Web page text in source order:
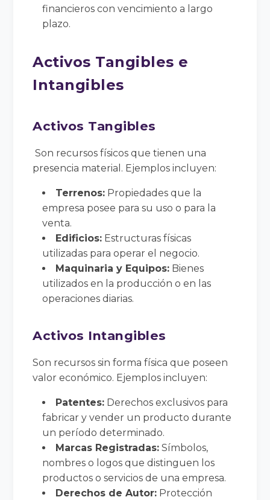
financieros con vencimiento a largo
plazo.
Activos Tangibles e
Intangibles
Activos Tangibles
Son recursos físicos que tienen una
presencia material. Ejemplos incluyen:
Terrenos: Propiedades que la
empresa posee para su uso o para la
venta.
Edificios: Estructuras físicas
utilizadas para operar el negocio.
Maquinaria y Equipos: Bienes
utilizados en la producción o en las
operaciones diarias.
Activos Intangibles
Son recursos sin forma física que poseen
valor económico. Ejemplos incluyen:
Patentes: Derechos exclusivos para
fabricar y vender un producto durante
un período determinado.
Marcas Registradas: Símbolos,
nombres o logos que distinguen los
productos o servicios de una empresa.
Derechos de Autor: Protección